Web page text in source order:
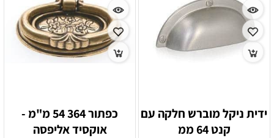
ידית ניקל מוברש חלקה עם
קנט 64 ממ
כפתור 364 54 מ"מ -
אוקסיד אליפסה